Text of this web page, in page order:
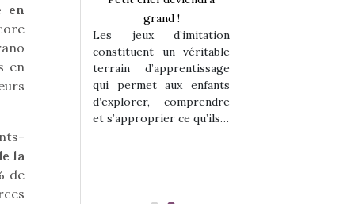
en
en
la
de
un
des
!
quelles
sont des
câliner,
grand !
Les jeux d’imitation
constituent un véritable
terrain d’apprentissage
qui permet aux enfants
d’explorer, comprendre
et s’approprier ce qu’ils…